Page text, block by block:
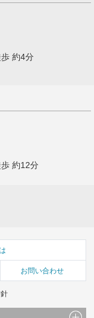
約4分
約12分
お問い合わせ